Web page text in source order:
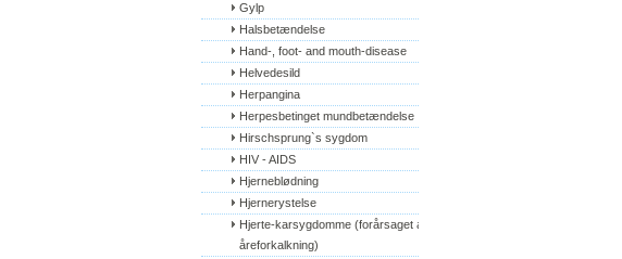
Gylp
Halsbetændelse
Hand-, foot- and mouth-disease
Helvedesild
Herpangina
Herpesbetinget mundbetændelse
Hirschsprung`s sygdom
HIV - AIDS
Hjerneblødning
Hjernerystelse
Hjerte-karsygdomme (forårsaget af
åreforkalkning)